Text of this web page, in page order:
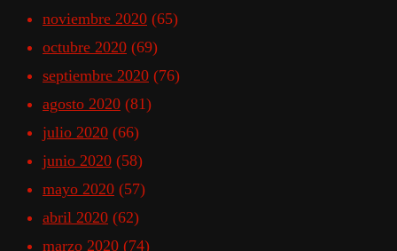
noviembre 2020 (65)
octubre 2020 (69)
septiembre 2020 (76)
agosto 2020 (81)
julio 2020 (66)
junio 2020 (58)
mayo 2020 (57)
abril 2020 (62)
marzo 2020 (74)